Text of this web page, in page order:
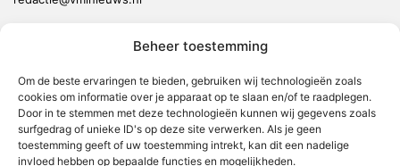
Beheer toestemming
Om de beste ervaringen te bieden, gebruiken wij technologieën zoals
cookies om informatie over je apparaat op te slaan en/of te raadplegen.
Door in te stemmen met deze technologieën kunnen wij gegevens zoals
surfgedrag of unieke ID's op deze site verwerken. Als je geen
toestemming geeft of uw toestemming intrekt, kan dit een nadelige
invloed hebben op bepaalde functies en mogelijkheden.
Leudal
Maasgouw
Echt-Susteren